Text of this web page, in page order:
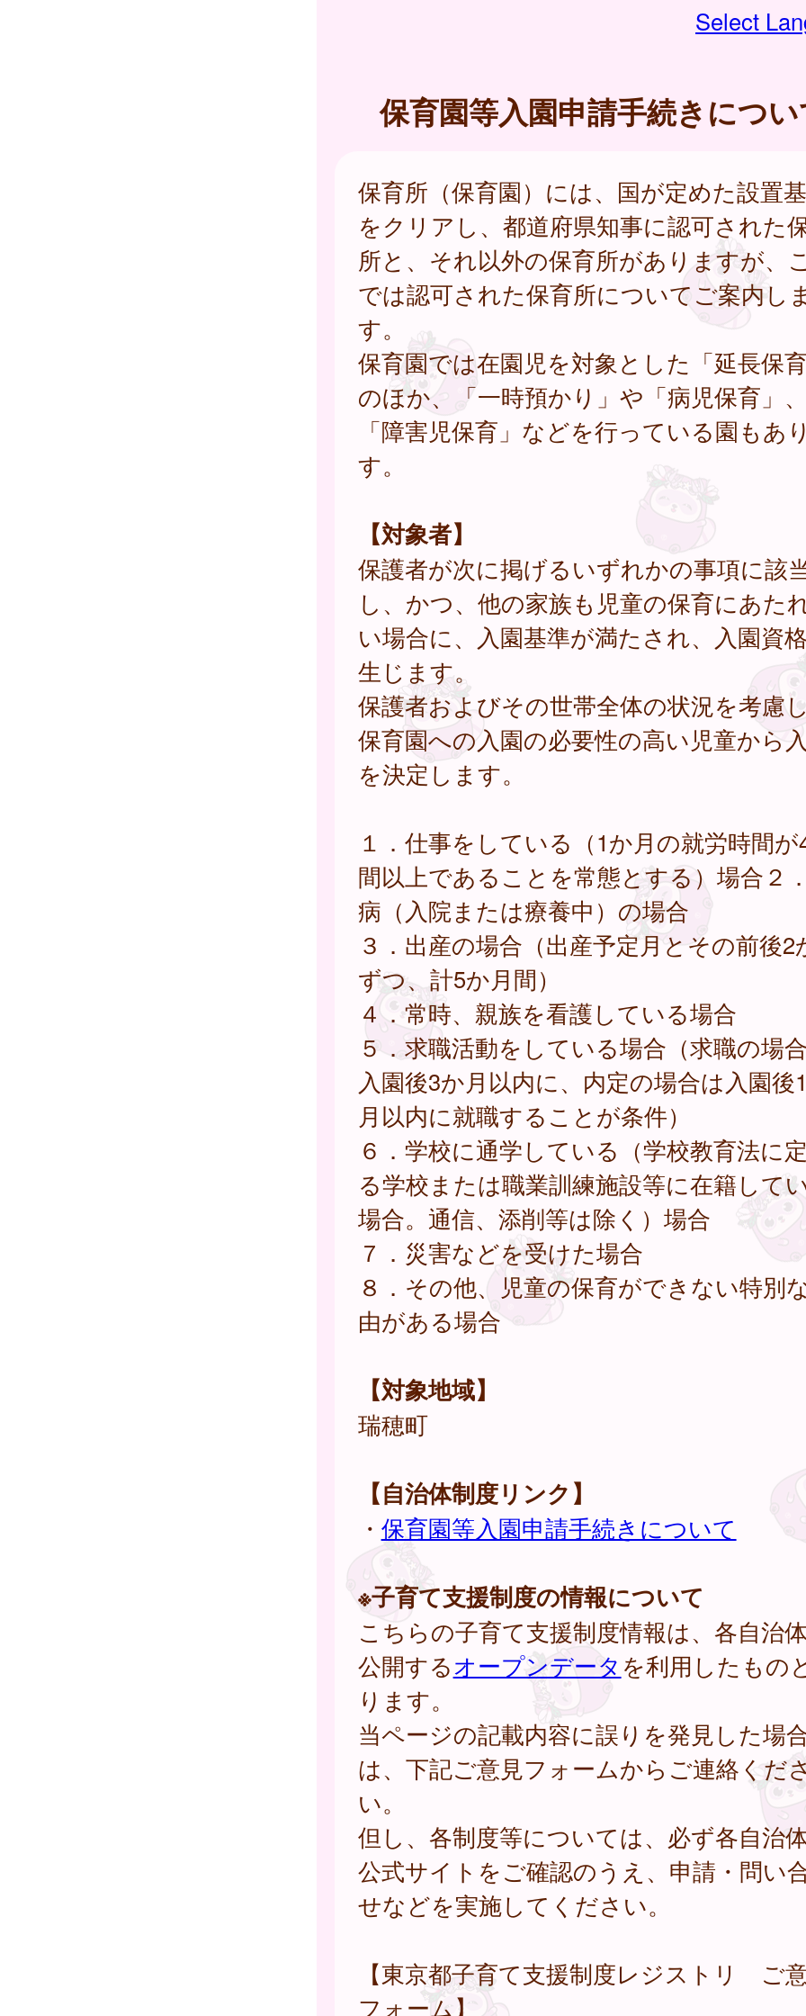
Select
保育園等入園申請手続きにつ
保育所（保育園）には、国が定めた設置
をクリアし、都道府県知事に認可された
所と、それ以外の保育所がありますが、
では認可された保育所についてご案内し
す。
保育園では在園児を対象とした「延長保
のほか、「一時預かり」や「病児保育」
「障害児保育」などを行っている園もあ
す。
【対象者】
保護者が次に掲げるいずれかの事項に該
し、かつ、他の家族も児童の保育にあた
い場合に、入園基準が満たされ、入園資
生じます。
保護者およびその世帯全体の状況を考慮
保育園への入園の必要性の高い児童から
を決定します。
１．仕事をしている（1か月の就労時間が
間以上であることを常態とする）場合２
病（入院または療養中）の場合
３．出産の場合（出産予定月とその前後2
ずつ、計5か月間）
４．常時、親族を看護している場合
５．求職活動をしている場合（求職の場
入園後3か月以内に、内定の場合は入園後
月以内に就職することが条件）
６．学校に通学している（学校教育法に
る学校または職業訓練施設等に在籍して
場合。通信、添削等は除く）場合
７．災害などを受けた場合
８．その他、児童の保育ができない特別
由がある場合
【対象地域】
瑞穂町
【自治体制度リンク】
・ 保育園等入園申請手続きについて
※子育て支援制度の情報について
こちらの子育て支援制度情報は、各自治
公開するオープンデータ を利用したもの
ります。
当ページの記載内容に誤りを発見した場
は、下記ご意見フォームからご連絡くだ
い。
但し、各制度等については、必ず各自治
公式サイトをご確認のうえ、申請・問い
せなどを実施してください。
【東京都子育て支援制度レジストリ ご
フォーム】